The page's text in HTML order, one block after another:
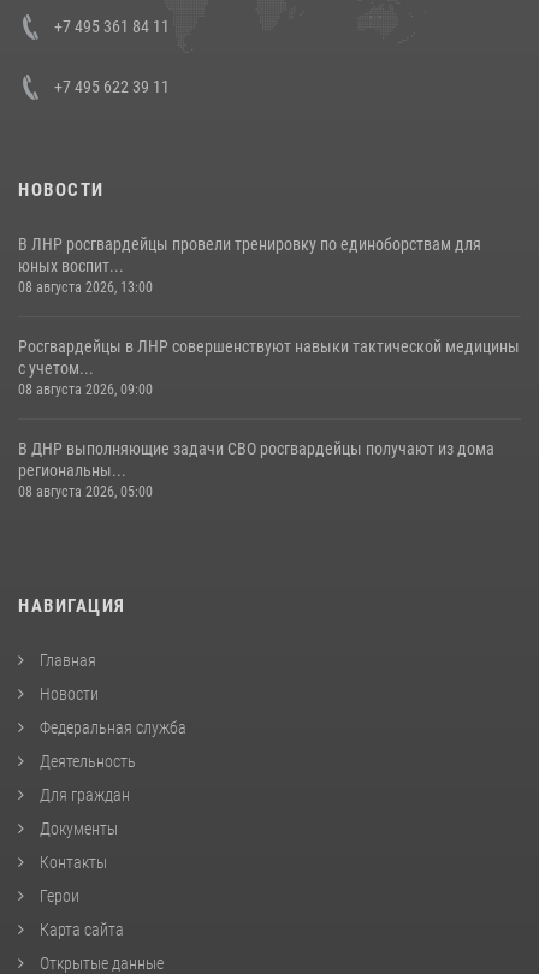
Кавказском федеральном округе Виталием Кузнецовым
+7 495 361 84 11
+7 495 622 39 11
НОВОСТИ
В ЛНР росгвардейцы провели тренировку по единоборствам для
юных воспит...
08 августа 2026, 13:00
Росгвардейцы в ЛНР совершенствуют навыки тактической медицины
с учетом...
08 августа 2026, 09:00
В ДНР выполняющие задачи СВО росгвардейцы получают из дома
региональны...
08 августа 2026, 05:00
НАВИГАЦИЯ
Главная
Новости
Федеральная служба
Деятельность
Для граждан
Документы
Контакты
Герои
Карта сайта
Открытые данные